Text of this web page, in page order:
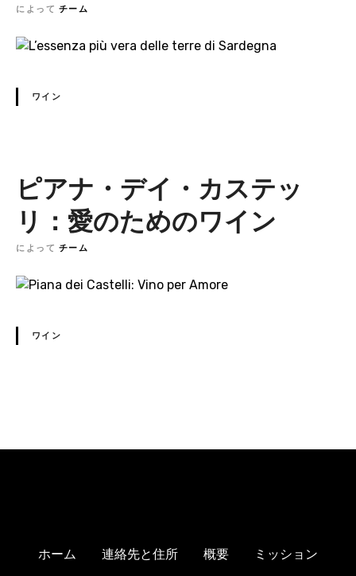
によって チーム
ワイン
ピアナ・デイ・カステッ
リ：愛のためのワイン
によって チーム
ワイン
a
ホーム 連絡先と住所 概要 ミッション